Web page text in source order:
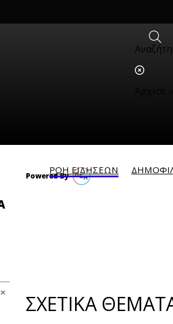
ΡΟΗ ΕΙΔΗΣΕΩΝ
ΣΧΕΤΙΚΑ